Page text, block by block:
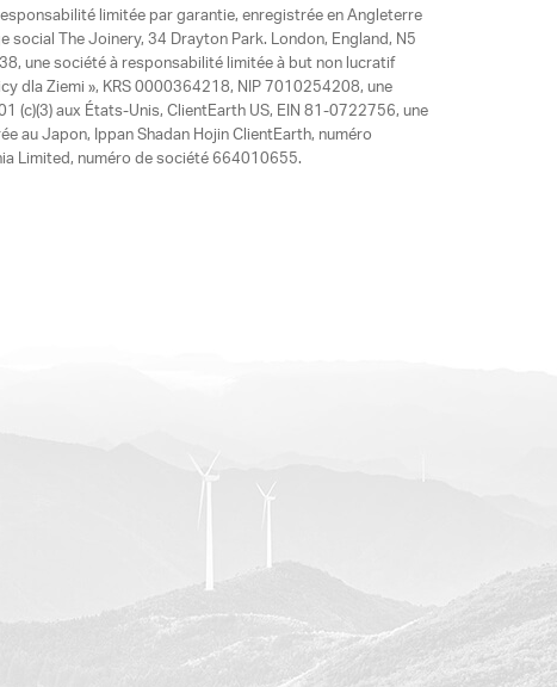
limitée par garantie, enregistrée en Angleterre
The Joinery, 34 Drayton Park. London, England, N5
une société à responsabilité limitée à but non lucratif
dla Ziemi », KRS 0000364218, NIP 7010254208, une
(c)(3) aux États-Unis, ClientEarth US, EIN 81-0722756, une
au Japon, Ippan Shadan Hojin ClientEarth, numéro
Limited, numéro de société 664010655.